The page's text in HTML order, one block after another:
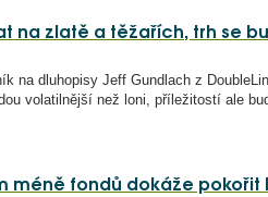
na zlatě a těžařích, trh se
na dluhopisy Jeff Gundlach z
volatilnější než loni, příležitostí ale
méně fondů dokáže